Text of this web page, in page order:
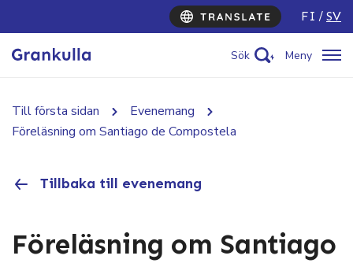
FI SV
Sök Meny
Till första sidan
Evenemang
Föreläsning om Santiago de Compostela
Tillbaka till evenemang
Föreläsning om Santiago